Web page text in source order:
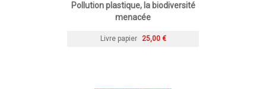
Pollution plastique, la biodiversité
menacée
Livre papier 25,00 €